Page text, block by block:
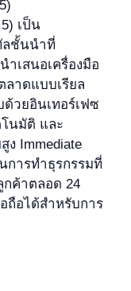
เป็น
ลชั้นนำที่
เสนอเครื่องมือ
ลาดแบบเรียล
ด้วยอินเทอร์เฟซ
นมัติ และ
Immediate
การทำธุรกรรมที่
ค้าตลอด 24
ถือได้สำหรับการ